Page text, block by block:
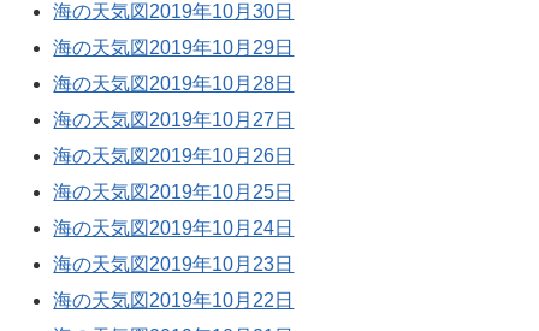
海の天気図2019年10月30日
海の天気図2019年10月29日
海の天気図2019年10月28日
海の天気図2019年10月27日
海の天気図2019年10月26日
海の天気図2019年10月25日
海の天気図2019年10月24日
海の天気図2019年10月23日
海の天気図2019年10月22日